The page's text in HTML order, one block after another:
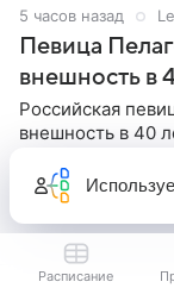
5 часов назад
Певица
внешность в
Российская
внешность в 40
прибегала к
посещает
Расписание